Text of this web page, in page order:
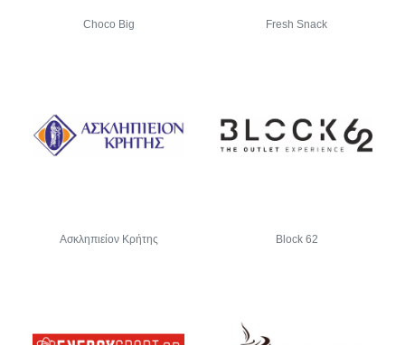
Choco Big Fresh Snack
Ασκληπιείον Κρήτης Block 62